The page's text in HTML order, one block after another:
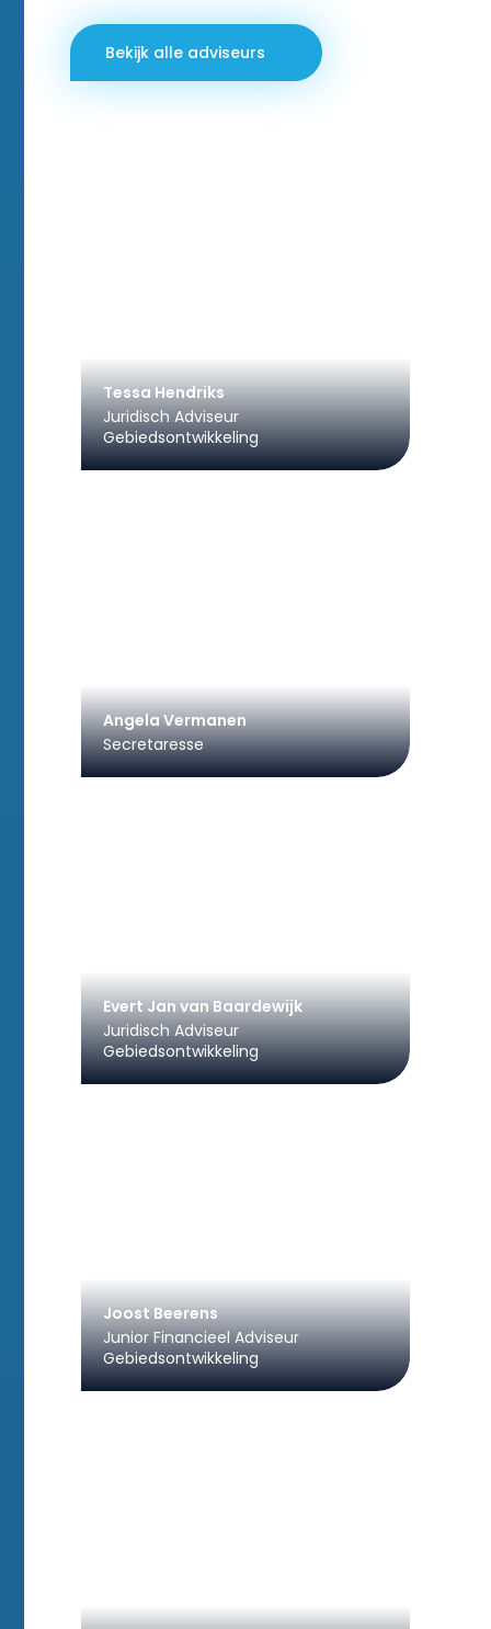
Bekijk alle adviseurs
Tessa Hendriks
Juridisch Adviseur
Gebiedsontwikkeling
Angela Vermanen
Secretaresse
Evert Jan van Baardewijk
Juridisch Adviseur
Gebiedsontwikkeling
Joost Beerens
Junior Financieel Adviseur
Gebiedsontwikkeling